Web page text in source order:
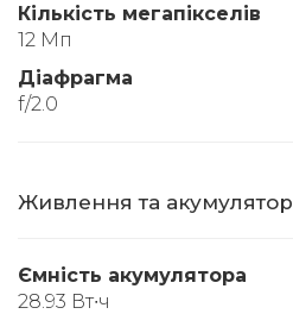
Кількість мегапікселів
12 Мп
Діафрагма
f/2.0
Живлення та акумулятор
Ємність акумулятора
28.93 Вт∙ч